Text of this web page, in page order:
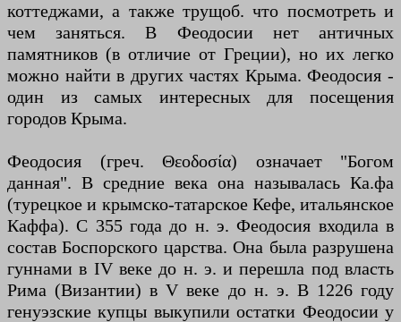
коттеджами, а также трущоб. что посмотреть и
чем заняться. В Феодосии нет античных
памятников (в отличие от Греции), но их легко
можно найти в других частях Крыма. Феодосия -
один из самых интересных для посещения
городов Крыма.
Феодосия (греч. Θεοδοσία) означает "Богом
данная". В средние века она называлась Ка.фа
(турецкое и крымско-татарское Кефе, итальянское
Каффа). С 355 года до н. э. Феодосия входила в
состав Боспорского царства. Она была разрушена
гуннами в IV веке до н. э. и перешла под власть
Рима (Византии) в V веке до н. э. В 1226 году
генуэзские купцы выкупили остатки Феодосии у